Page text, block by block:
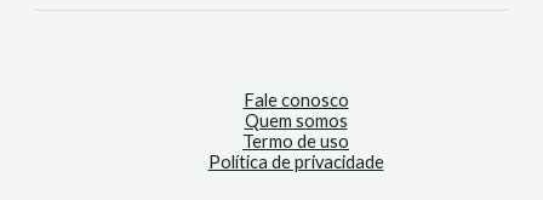
Fale conosco
Quem somos
Termo de uso
Política de privacidade